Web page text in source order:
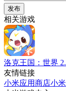
发布
相关游戏
洛克王国：世界
友情链接
小米应用商店小